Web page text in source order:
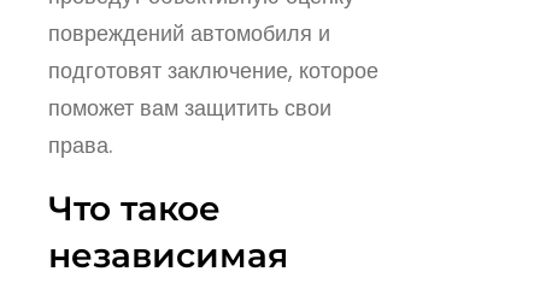
повреждений автомобиля и
подготовят заключение, которое
поможет вам защитить свои
права.
Что такое
независимая